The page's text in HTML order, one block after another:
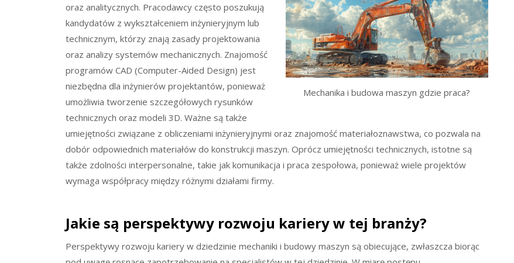
Mechanika i budowa maszyn gdzie praca?
oraz analitycznych. Pracodawcy często poszukują
kandydatów z wykształceniem inżynieryjnym lub
technicznym, którzy znają zasady projektowania
oraz analizy systemów mechanicznych. Znajomość
programów CAD (Computer-Aided Design) jest
niezbędna dla inżynierów projektantów, ponieważ
umożliwia tworzenie szczegółowych rysunków
technicznych oraz modeli 3D. Ważne są także
umiejętności związane z obliczeniami inżynieryjnymi oraz znajomość materiałoznawstwa, co pozwala na
dobór odpowiednich materiałów do konstrukcji maszyn. Oprócz umiejętności technicznych, istotne są
także zdolności interpersonalne, takie jak komunikacja i praca zespołowa, ponieważ wiele projektów
wymaga współpracy między różnymi działami firmy.
Jakie są perspektywy rozwoju kariery w tej branży?
Perspektywy rozwoju kariery w dziedzinie mechaniki i budowy maszyn są obiecujące, zwłaszcza biorąc